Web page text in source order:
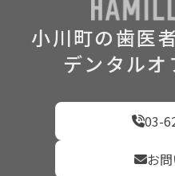
小川町の歯医
デンタル
03-
お